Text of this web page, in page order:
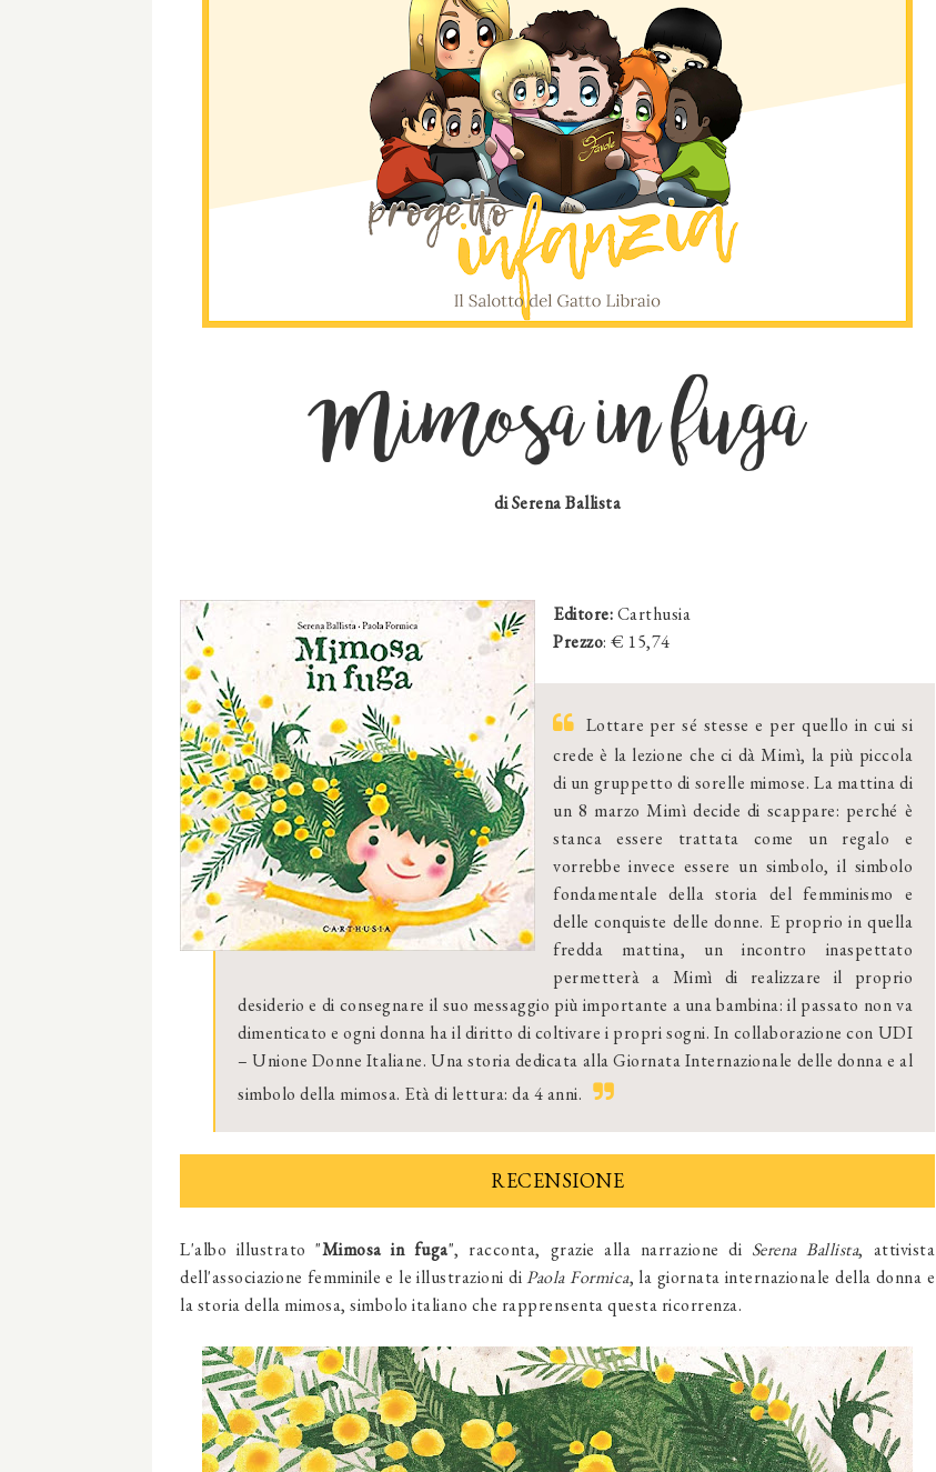
Mimosa in fuga
diSerena Ballista
Editore:Carthusia
Prezzo: € 15,74
Lottare per sé stesse e per quello in cui si
crede è la lezione che ci dà Mimì, la più piccola
di un gruppetto di sorelle mimose. La mattina di
un 8 marzo Mimì decide di scappare: perché è
stanca essere trattata come un regalo e
vorrebbe invece essere un simbolo, il simbolo
fondamentale della storia del femminismo e
delle conquiste delle donne. E proprio in quella
fredda mattina, un incontro inaspettato
permetterà a Mimì di realizzare il proprio
desiderio e di consegnare il suo messaggio più importante a una bambina: il passato non va
dimenticato e ogni donna ha il diritto di coltivare i propri sogni. In collaborazione con UDI
– Unione Donne Italiane. Una storia dedicata alla Giornata Internazionale delle donna e al
simbolo della mimosa. Età di lettura: da 4 anni.
RECENSIONE
L'albo illustrato "Mimosa in fuga", racconta, grazie alla narrazione di Serena Ballista, attivista
dell'associazione femminile e le illustrazioni diPaola Formica, la giornata internazionale della donna e
la storia della mimosa, simbolo italiano che rapprensenta questa ricorrenza.